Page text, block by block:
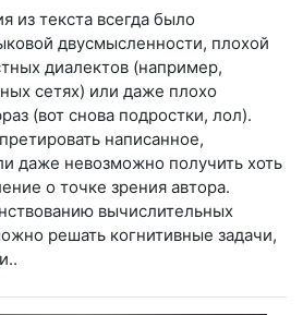
из текста всегда было
двусмысленности, плохой
диалектов (например,
сетях) или даже плохо
(вот снова подростки, лол).
написанное,
даже невозможно получить хоть
о точке зрения автора.
вычислительных
решать когнитивные задачи,